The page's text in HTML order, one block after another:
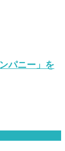
パニー」を